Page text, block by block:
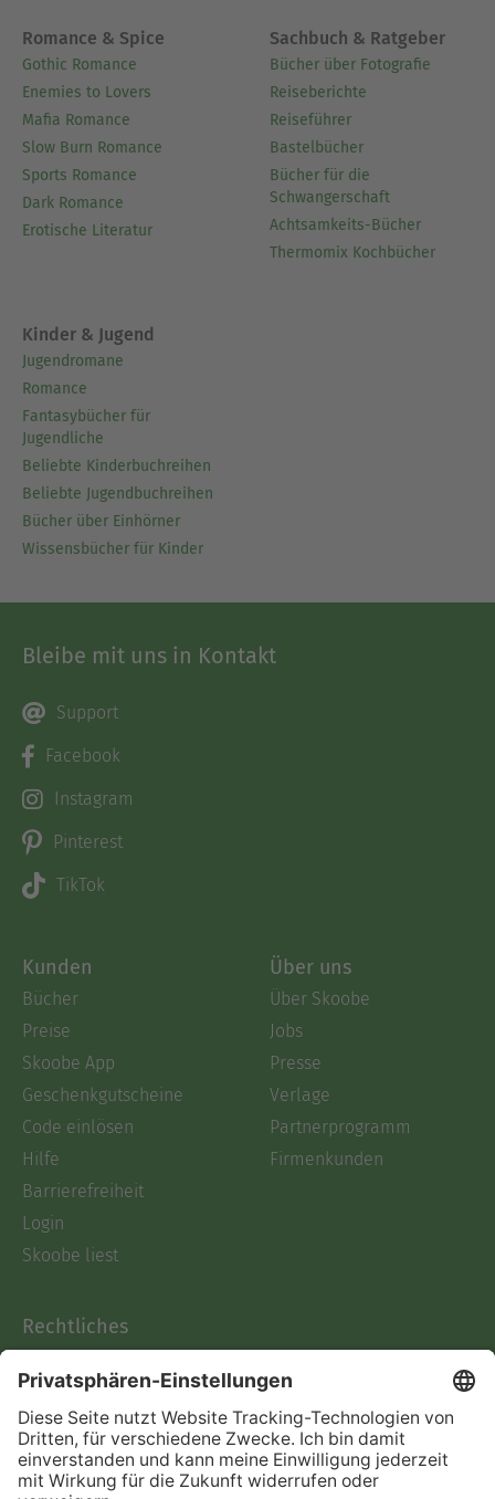
Romance & Spice
Gothic Romance
Enemies to Lovers
Mafia Romance
Slow Burn Romance
Sports Romance
Dark Romance
Erotische Literatur
Sachbuch & Ratgeber
Bücher über Fotografie
Reiseberichte
Reiseführer
Bastelbücher
Bücher für die
Schwangerschaft
Achtsamkeits-Bücher
Thermomix Kochbücher
Kinder & Jugend
Jugendromane
Romance
Fantasybücher für
Jugendliche
Beliebte Kinderbuchreihen
Beliebte Jugendbuchreihen
Bücher über Einhörner
Wissensbücher für Kinder
Bleibe mit uns in Kontakt
Support
Facebook
Instagram
Pinterest
TikTok
Kunden
Bücher
Preise
Skoobe App
Geschenkgutscheine
Code einlösen
Hilfe
Barrierefreiheit
Login
Skoobe liest
Über uns
Über Skoobe
Jobs
Presse
Verlage
Partnerprogramm
Firmenkunden
Rechtliches
AGB
Informationen nach Data
Act
Verträge hier kündigen